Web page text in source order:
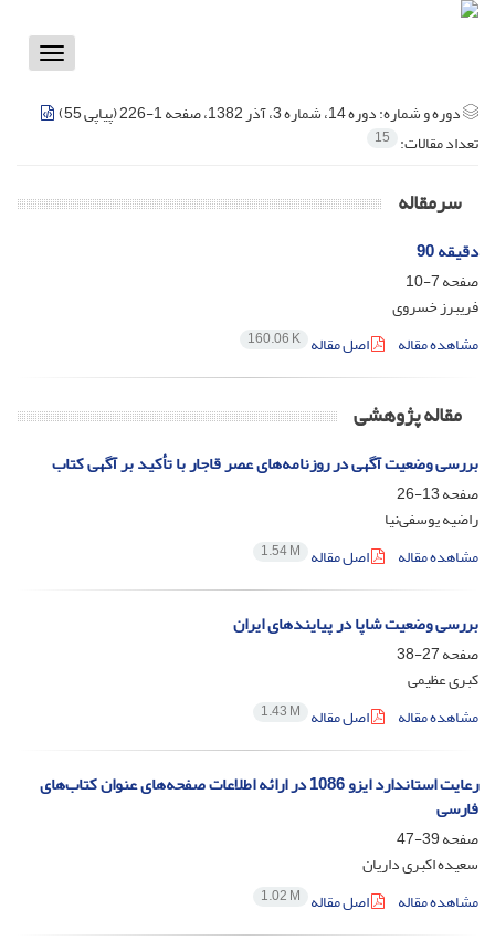
Toggle
دوره و شماره:دوره 14، شماره 3، آذر 1382، صفحه 1-226 (پیاپی 55)
تعداد مقالات: 15
سرمقاله
دقیقه 90
صفحه7-10
فریبرز خسروی
مشاهده مقاله
اصل مقاله 160.06 K
مقاله پژوهشی
بررسی وضعیت آگهی در روزنامه‌های عصر قاجار با تأکید بر آگهی کتاب
صفحه13-26
راضیه یوسفی‌نیا
مشاهده مقاله
اصل مقاله 1.54 M
بررسی وضعیت شاپا در پیایندهای ایران
صفحه27-38
کبری عظیمی
مشاهده مقاله
اصل مقاله 1.43 M
رعایت استاندارد ایزو 1086 در ارائه اطلاعات صفحه‌های عنوان کتاب‌های
فارسی
صفحه39-47
سعیده اکبری داریان
مشاهده مقاله
اصل مقاله 1.02 M